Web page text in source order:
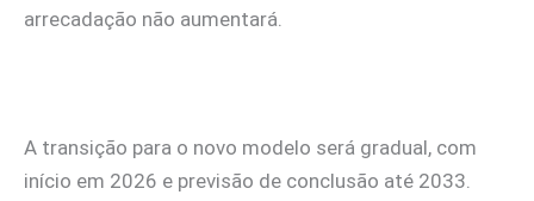
arrecadação não aumentará.
A transição para o novo modelo será gradual, com
início em 2026 e previsão de conclusão até 2033.